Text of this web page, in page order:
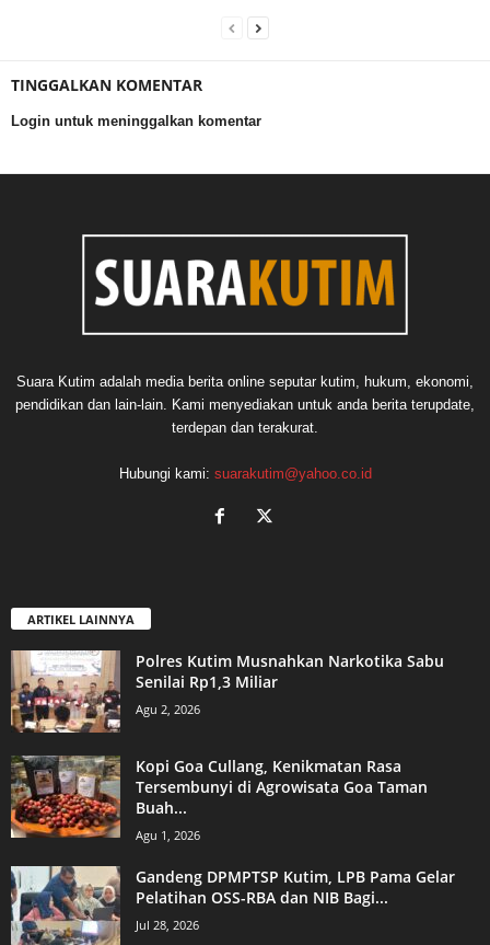
TINGGALKAN KOMENTAR
Login untuk meninggalkan komentar
Suara Kutim adalah media berita online seputar kutim, hukum, ekonomi,
pendidikan dan lain-lain. Kami menyediakan untuk anda berita terupdate,
terdepan dan terakurat.
Hubungi kami: suarakutim@yahoo.co.id
ARTIKEL LAINNYA
Polres Kutim Musnahkan Narkotika Sabu
Senilai Rp1,3 Miliar
Agu 2, 2026
Kopi Goa Cullang, Kenikmatan Rasa
Tersembunyi di Agrowisata Goa Taman
Buah...
Agu 1, 2026
Gandeng DPMPTSP Kutim, LPB Pama Gelar
Pelatihan OSS-RBA dan NIB Bagi...
Jul 28, 2026